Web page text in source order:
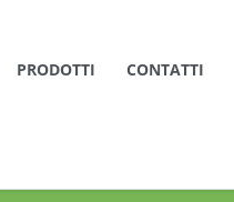
PRODOTTI CONTATTI